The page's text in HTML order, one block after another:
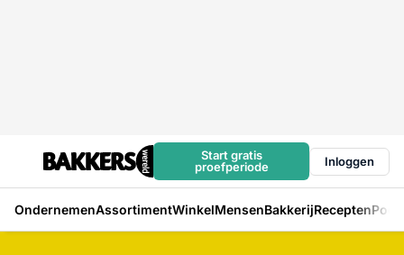
Start gratis
proefperiode
Inloggen
OndernemenAssortimentWinkelMensenBakkerijRecepten